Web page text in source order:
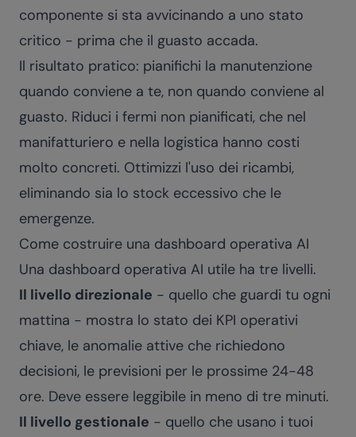
componente si sta avvicinando a uno stato
critico - prima che il guasto accada.
Il risultato pratico: pianifichi la manutenzione
quando conviene a te, non quando conviene al
guasto. Riduci i fermi non pianificati, che nel
manifatturiero e nella logistica hanno costi
molto concreti. Ottimizzi l'uso dei ricambi,
eliminando sia lo stock eccessivo che le
emergenze.
Come costruire una dashboard operativa AI
Una dashboard operativa AI utile ha tre livelli.
Il livello direzionale - quello che guardi tu ogni
mattina - mostra lo stato dei KPI operativi
chiave, le anomalie attive che richiedono
decisioni, le previsioni per le prossime 24-48
ore. Deve essere leggibile in meno di tre minuti.
Il livello gestionale - quello che usano i tuoi